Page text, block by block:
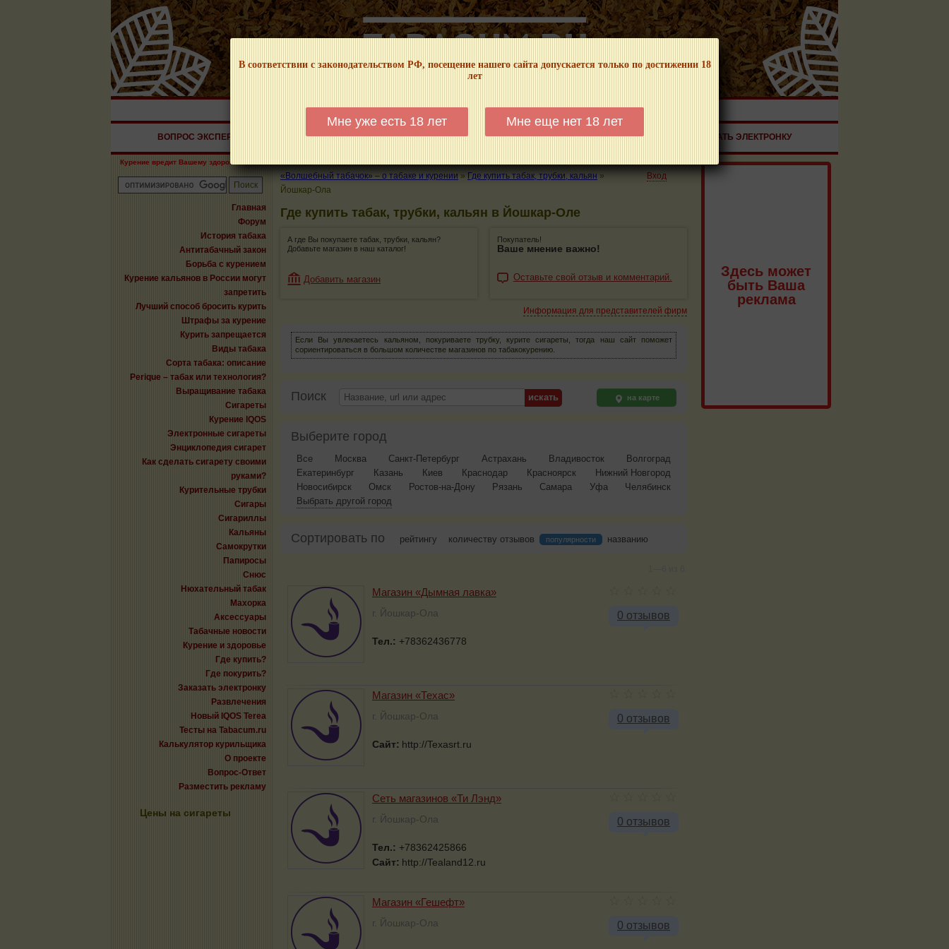
В соответствии с законодательством РФ, посещение нашего сайта допускается только по достижении 18
лет
Мне уже есть 18 лет Мне еще нет 18 лет
НАШ ПОРТАЛ – ИНФОРМАЦИОННЫЙ! МЫ НЕ ЗАНИМАЕМСЯ ПРОДАЖЕЙ И РЕКЛАМОЙ ТАБАЧНОЙ ПРОДУКЦИИ!
ВОПРОС ЭКСПЕРТУ КАЛЬЯНЫ ТРУБКИ ГДЕ КУПИТЬ ГДЕ ПОКУРИТЬ КУРЕНИЕ И ЗДОРОВЬЕ ЗАКАЗАТЬ ЭЛЕКТРОНКУ
Курение вредит Вашему здоровью!
Главная
Форум
История табака
Антитабачный закон
Борьба с курением
Курение кальянов в России могут
запретить
Лучший способ бросить курить
Штрафы за курение
Курить запрещается
Виды табака
Сорта табака: описание
Perique – табак или технология?
Выращивание табака
Сигареты
Курение IQOS
Электронные сигареты
Энциклопедия сигарет
Как сделать сигарету своими
руками?
Курительные трубки
Сигары
Сигариллы
Кальяны
Самокрутки
Папиросы
Снюс
Нюхательный табак
Махорка
Аксессуары
Табачные новости
Курение и здоровье
Где купить?
Где покурить?
Заказать электронку
Развлечения
Новый IQOS Terea
Тесты на Tabacum.ru
Калькулятор курильщика
О проекте
Вопрос-Ответ
Разместить рекламу
Цены на сигареты
«Волшебный табачок» – о табаке и курении » Где купить табак, трубки, кальян »
Йошкар-Ола
Вход
Где купить табак, трубки, кальян в Йошкар-Оле
А где Вы покупаете табак, трубки, кальян?
Добавьте магазин в наш каталог!
Добавить магазин
Покупатель!
Ваше мнение важно!
Оставьте свой отзыв и комментарий.
Информация для представителей фирм
Если Вы увлекаетесь кальяном, покуриваете трубку, курите сигареты, тогда наш сайт поможет
сориентироваться в большом количестве магазинов по табакокурению.
Поиск на карте
Выберите город
Все Москва Санкт-Петербург Астрахань Владивосток
Волгоград
Екатеринбург
Казань Киев Краснодар Красноярск
Нижний Новгород
Новосибирск
Омск Ростов-на-Дону Рязань Самара Уфа
Челябинск
Выбрать другой город
Сортировать по рейтингу количеству отзывов популярности названию
0 отзывов
Магазин «Дымная лавка»
г. Йошкар-Ола
Тел.: +78362436778
0 отзывов
Магазин «Техас»
г. Йошкар-Ола
Сайт: http://Texasrt.ru
0 отзывов
Сеть магазинов «Ти Лэнд»
г. Йошкар-Ола
Тел.: +78362425866
Сайт: http://Tealand12.ru
0 отзывов
Магазин «Гешефт»
г. Йошкар-Ола
Здесь может
быть Ваша
реклама